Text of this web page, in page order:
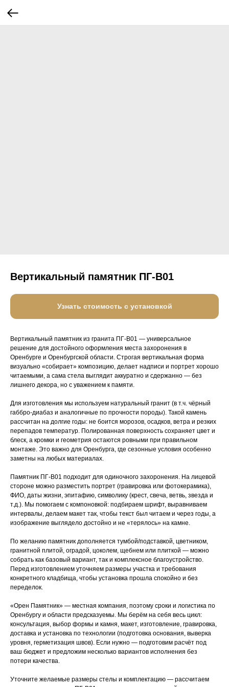
Вертикальный памятник ПГ-В01
Узнать стоимость с установкой
Вертикальный памятник из гранита ПГ-В01 — универсальное
решение для достойного оформления места захоронения в
Оренбурге и Оренбургской области. Строгая вертикальная форма
визуально «собирает» композицию, делает надписи и портрет хорошо
читаемыми, а сама стела выглядит аккуратно и сдержанно — без
лишнего декора, но с уважением к памяти.
Для изготовления мы используем натуральный гранит (в т.ч. чёрный
габбро‑диабаз и аналогичные по прочности породы). Такой камень
рассчитан на долгие годы: не боится морозов, осадков, ветра и резких
перепадов температур. Полированная поверхность сохраняет цвет и
блеск, а кромки и геометрия остаются ровными при правильном
монтаже. Это важно для Оренбурга, где сезонные условия особенно
заметны на любых материалах.
Памятник ПГ-В01 подходит для одиночного захоронения. На лицевой
стороне можно разместить портрет (гравировка или фотокерамика),
ФИО, даты жизни, эпитафию, символику (крест, свеча, ветвь, звезда и
т.д.). Мы помогаем с компоновкой: подбираем шрифт, выравниваем
интервалы, делаем макет так, чтобы текст был читаем и через годы, а
изображение выглядело достойно и не «терялось» на камне.
По желанию памятник дополняется тумбой/подставкой, цветником,
гранитной плитой, оградой, цоколем, щебнем или плиткой — можно
собрать как базовый вариант, так и комплексное благоустройство.
Перед изготовлением уточняем размеры участка и требования
конкретного кладбища, чтобы установка прошла спокойно и без
переделок.
«Орен Памятник» — местная компания, поэтому сроки и логистика по
Оренбургу и области предсказуемы. Мы берём на себя весь цикл:
консультация, выбор формы и камня, макет, изготовление, гравировка,
доставка и установка по технологии (подготовка основания, выверка
уровня, герметизация швов). Если нужно — подготовим расчёт под
ваш бюджет и предложим несколько вариантов исполнения без
потери качества.
Уточните желаемые размеры стелы и комплектацию — рассчитаем